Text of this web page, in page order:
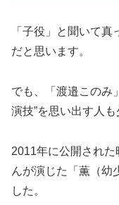
「子役」と聞いて
だと思います。
でも、「渡邉このみ
演技”を思い出す人も
2011年に公開され
んが演じた「薫（幼
した。